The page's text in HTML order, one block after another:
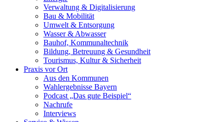
Verwaltung & Digitalisierung
Bau & Mobilität
Umwelt & Entsorgung
Wasser & Abwasser
Bauhof, Kommunaltechnik
Bildung, Betreuung & Gesundheit
Tourismus, Kultur & Sicherheit
Praxis vor Ort
Aus den Kommunen
Wahlergebnisse Bayern
Podcast „Das gute Beispiel“
Nachrufe
Interviews